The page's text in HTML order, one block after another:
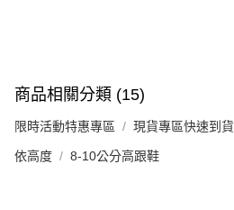
商品相關分類 (15)
限時活動特惠專區 現貨專區快速到貨
依高度 8-10公分高跟鞋